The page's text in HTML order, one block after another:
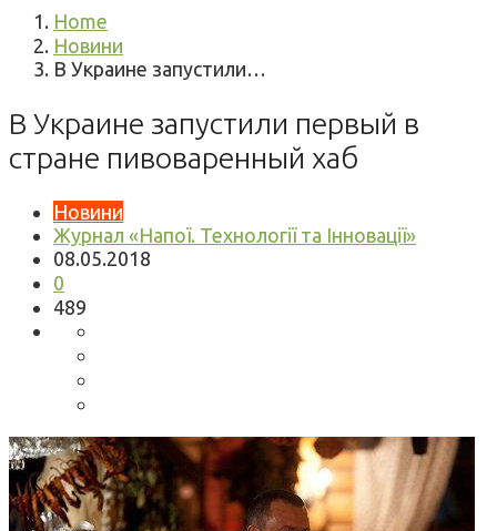
Home
Новини
В Украине запустили…
В Украине запустили первый в
стране пивоваренный хаб
Новини
Журнал «Напої. Технології та Інновації»
08.05.2018
0
489